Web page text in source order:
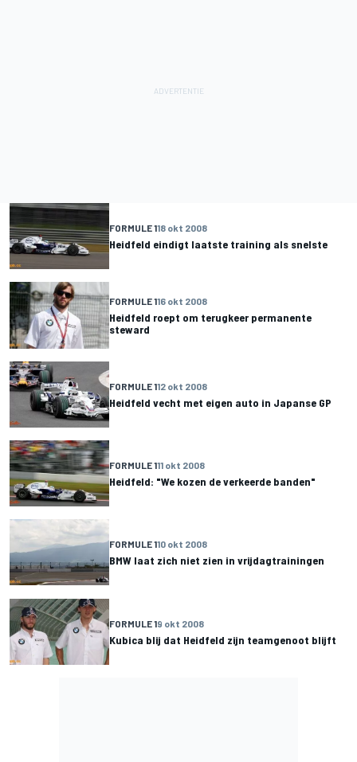
FORMULE 118 okt 2008
Heidfeld eindigt laatste training als snelste
FORMULE 116 okt 2008
Heidfeld roept om terugkeer permanente
steward
FORMULE 112 okt 2008
Heidfeld vecht met eigen auto in Japanse GP
FORMULE 111 okt 2008
Heidfeld: "We kozen de verkeerde banden"
FORMULE 110 okt 2008
BMW laat zich niet zien in vrijdagtrainingen
FORMULE 19 okt 2008
Kubica blij dat Heidfeld zijn teamgenoot blijft